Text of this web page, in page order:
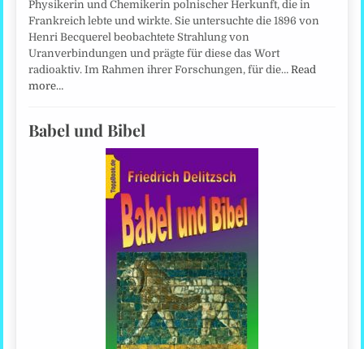
Physikerin und Chemikerin polnischer Herkunft, die in
Frankreich lebte und wirkte. Sie untersuchte die 1896 von
Henri Becquerel beobachtete Strahlung von
Uranverbindungen und prägte für diese das Wort
radioaktiv. Im Rahmen ihrer Forschungen, für die…Read
more…
Babel und Bibel